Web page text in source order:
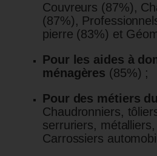
Couvreurs (87%),
(87%),
pierre (83%) et
Pour les aides à
ménagères (85%) ;
Pour des métiers
Chaudronniers,
serruriers,
Carrossiers